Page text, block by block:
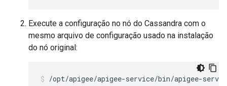
Execute a configuração no nó do Cassandra com o
mesmo arquivo de configuração usado na instalação
do nó original:
/opt/apigee/apigee-service/bin/apigee-